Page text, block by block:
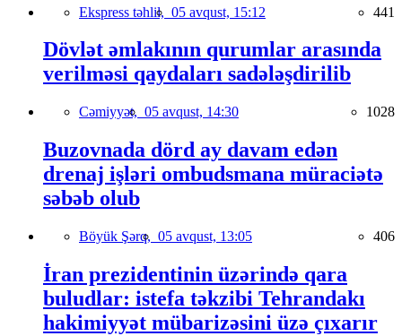
Ekspress təhlil, 05 avqust, 15:12 441
Dövlət əmlakının qurumlar arasında
verilməsi qaydaları sadələşdirilib
Cəmiyyət, 05 avqust, 14:30 1028
Buzovnada dörd ay davam edən
drenaj işləri ombudsmana müraciətə
səbəb olub
Böyük Şərq, 05 avqust, 13:05 406
İran prezidentinin üzərində qara
buludlar: istefa təkzibi Tehrandakı
hakimiyyət mübarizəsini üzə çıxarır